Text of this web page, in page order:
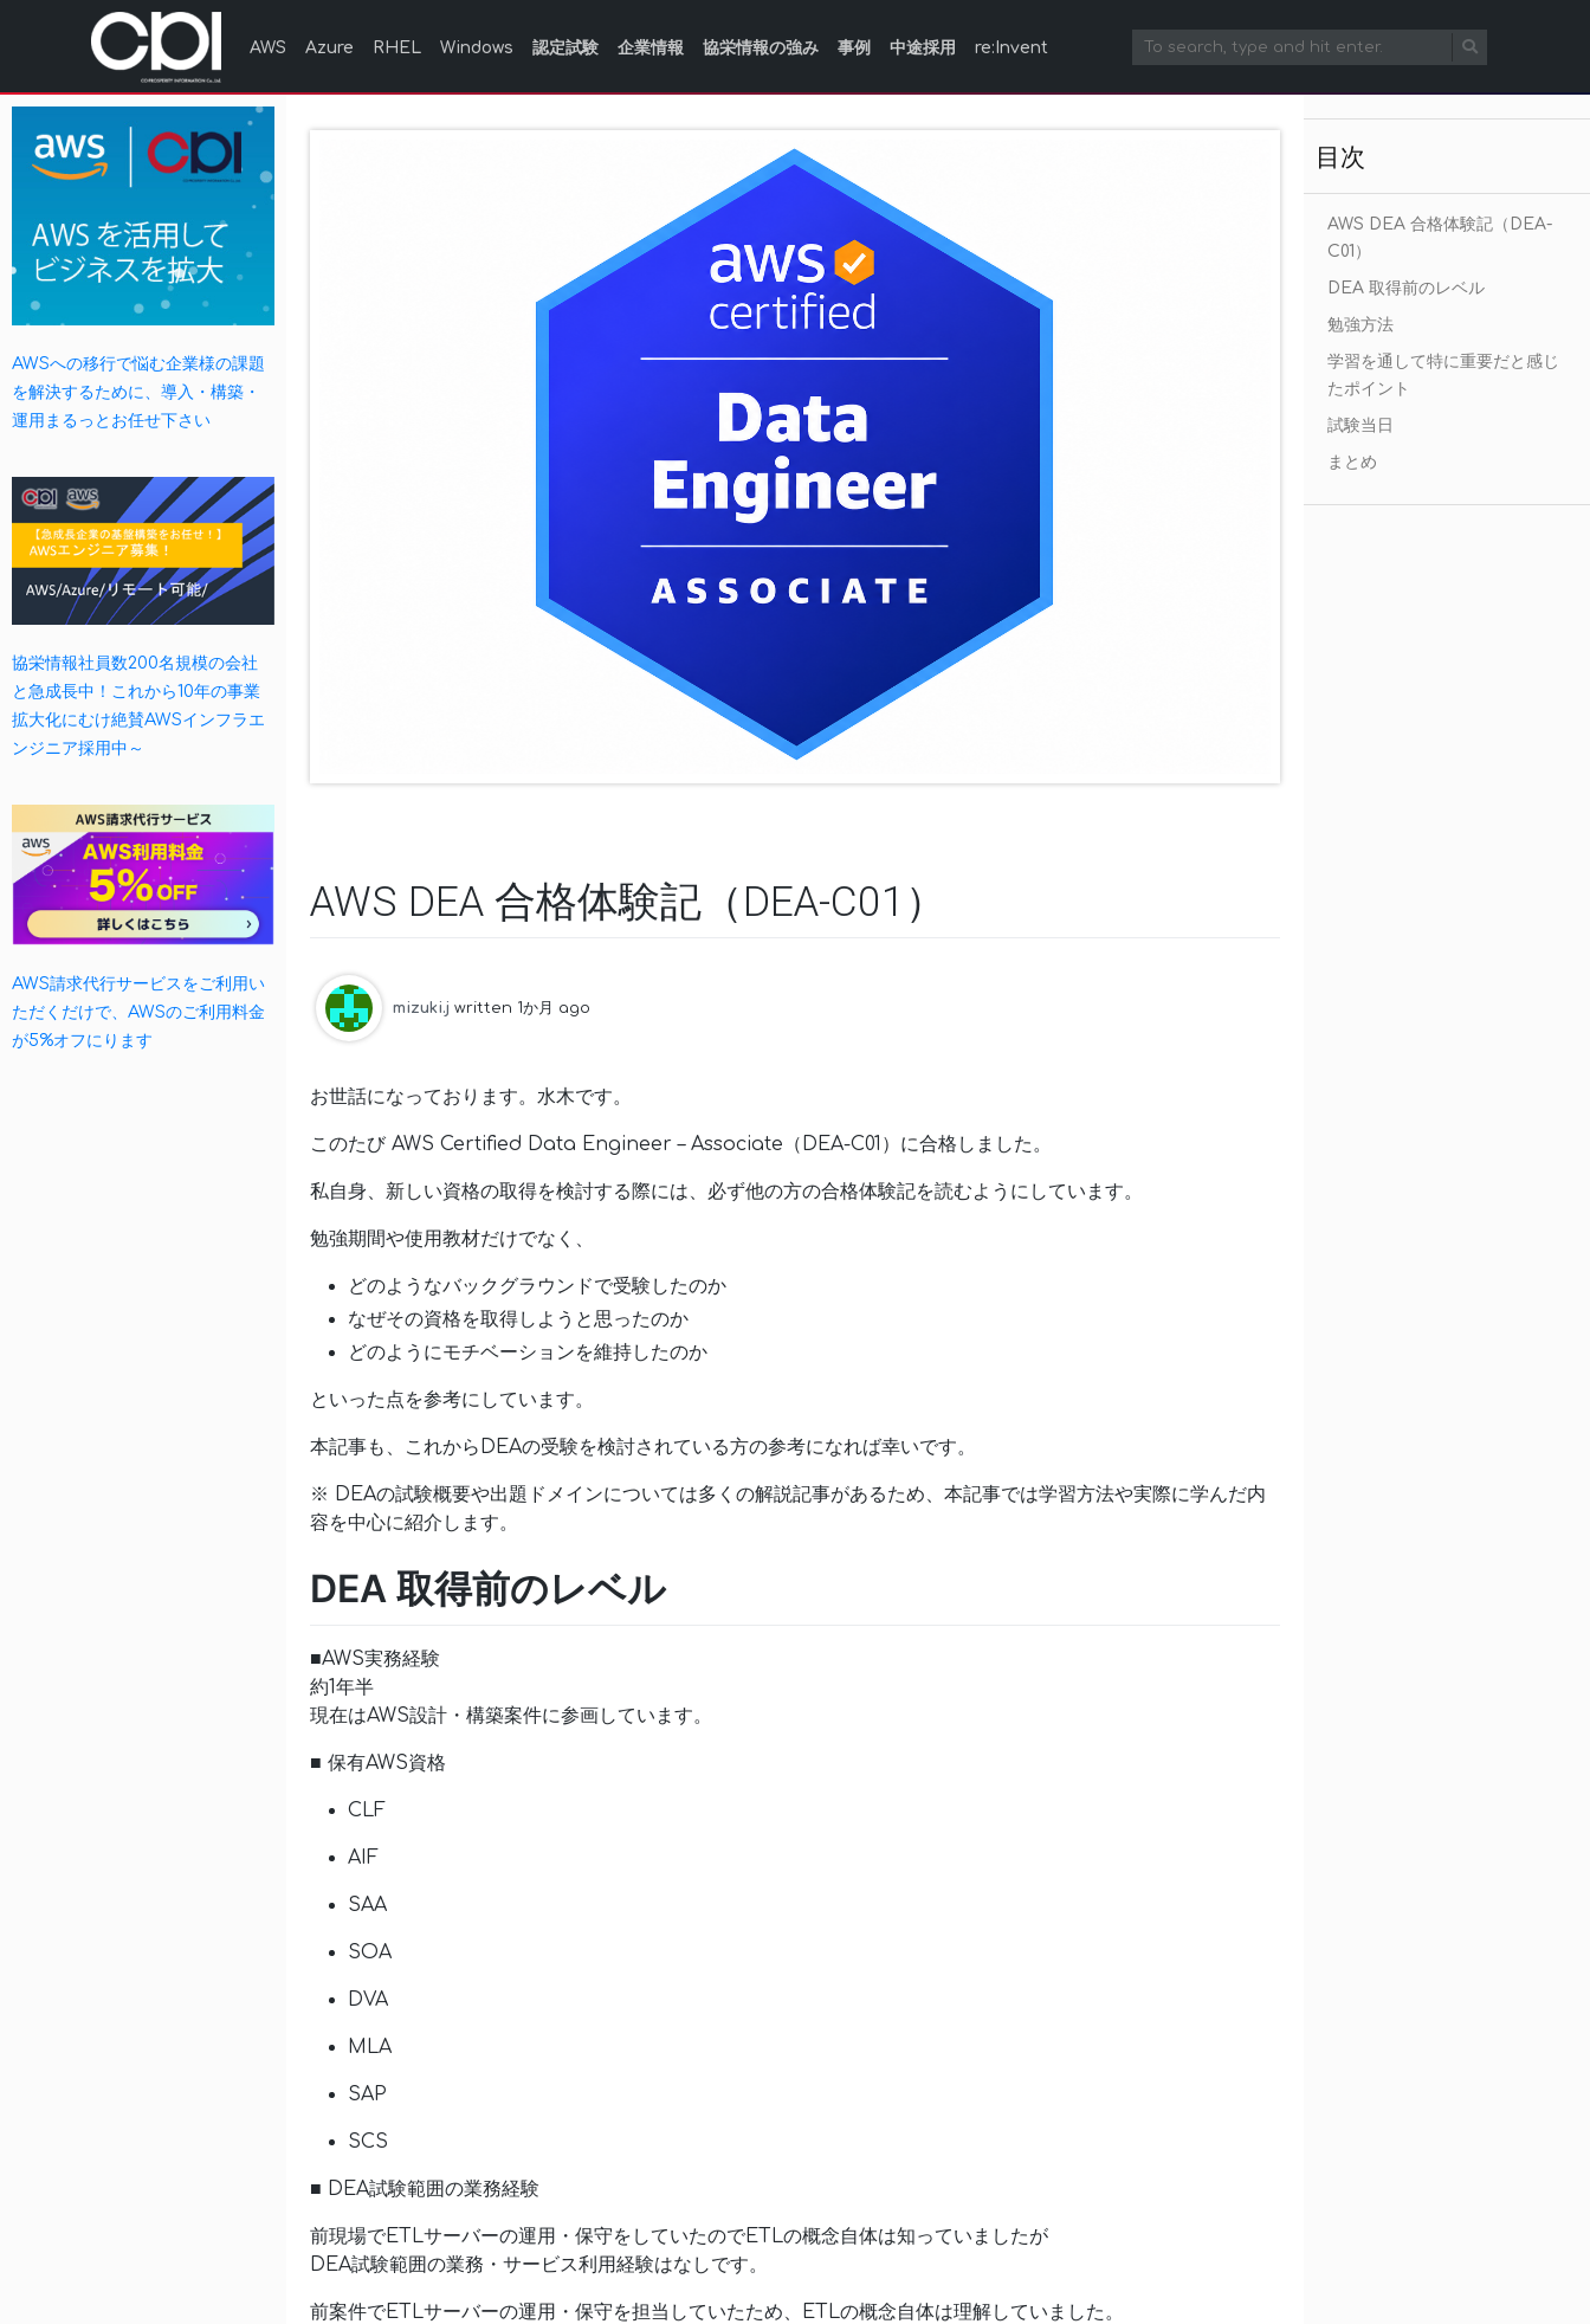
AWS Azure RHEL Windows 認定試験 企業情報 協栄情報の強み 事例 中途採用 re:Invent
AWSへの移行で悩む企業様の課題
を解決するために、導入・構築・
運用まるっとお任せ下さい
協栄情報社員数200名規模の会社
と急成長中！これから10年の事業
拡大化にむけ絶賛AWSインフラエ
ンジニア採用中～
AWS請求代行サービスをご利用い
ただくだけで、AWSのご利用料金
が5%オフにります
AWS DEA 合格体験記（DEA-C01）
mizuki.j written 1か月 ago
お世話になっております。水木です。
このたび AWS Certified Data Engineer – Associate（DEA-C01）に合格しました。
私自身、新しい資格の取得を検討する際には、必ず他の方の合格体験記を読むようにしています。
勉強期間や使用教材だけでなく、
どのようなバックグラウンドで受験したのか
なぜその資格を取得しようと思ったのか
どのようにモチベーションを維持したのか
といった点を参考にしています。
本記事も、これからDEAの受験を検討されている方の参考になれば幸いです。
※ DEAの試験概要や出題ドメインについては多くの解説記事があるため、本記事では学習方法や実際に学んだ内
容を中心に紹介します。
DEA 取得前のレベル
■AWS実務経験
約1年半
現在はAWS設計・構築案件に参画しています。
■ 保有AWS資格
CLF
AIF
SAA
SOA
DVA
MLA
SAP
SCS
■ DEA試験範囲の業務経験
前現場でETLサーバーの運用・保守をしていたのでETLの概念自体は知っていましたが
DEA試験範囲の業務・サービス利用経験はなしです。
前案件でETLサーバーの運用・保守を担当していたため、ETLの概念自体は理解していました。
目次
AWS DEA 合格体験記（DEA-
C01）
DEA 取得前のレベル
勉強方法
学習を通して特に重要だと感じ
たポイント
試験当日
まとめ